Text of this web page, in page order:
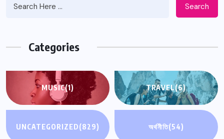
Search
Categories
MUSIC(1) TRAVEL(6)
UNCATEGORIZED(829) অর্থনীতি(54)